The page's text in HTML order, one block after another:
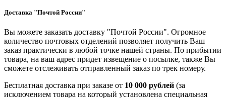
Доставка "Почтой России"
Вы можете заказать доставку "Почтой России". Огромное
количество почтовых отделений позволяет получить Ваш
заказ практически в любой точке нашей страны. По прибытии
товара, на ваш адрес придет извещение о посылке, также Вы
сможете отслеживать отправленный заказ по трек номеру.
Бесплатная доставка при заказе от 10 000 рублей (за
исключением товара на который установлена специальная